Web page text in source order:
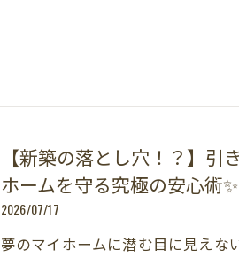
【新築の落とし穴！？】
ホームを守る究極の安心術✨
2026/07/17
夢のマイホームに潜む目に見えな